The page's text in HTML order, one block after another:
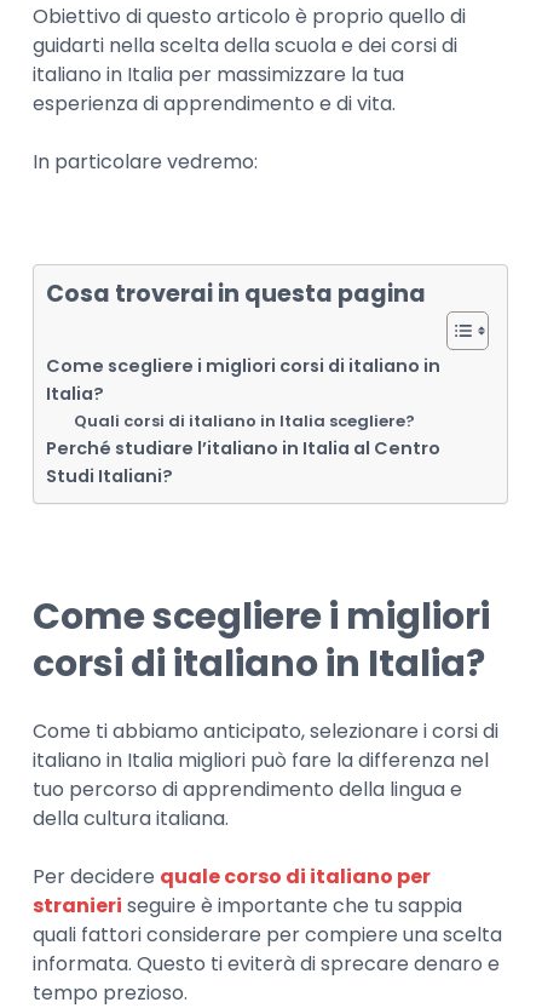
Obiettivo di questo articolo è proprio quello di
guidarti nella scelta della scuola e dei corsi di
italiano in Italia per massimizzare la tua
esperienza di apprendimento e di vita.
In particolare vedremo:
Cosa troverai in questa pagina
Come scegliere i migliori corsi di italiano in
Italia?
Quali corsi di italiano in Italia scegliere?
Perché studiare l’italiano in Italia al Centro
Studi Italiani?
Come scegliere i migliori
corsi di italiano in Italia?
Come ti abbiamo anticipato, selezionare i corsi di
italiano in Italia migliori può fare la differenza nel
tuo percorso di apprendimento della lingua e
della cultura italiana.
Per decidere quale corso di italiano per
stranieri seguire è importante che tu sappia
quali fattori considerare per compiere una scelta
informata. Questo ti eviterà di sprecare denaro e
tempo prezioso.